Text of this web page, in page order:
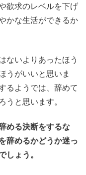
欲求のレベルを下げ
かな生活ができるか
ないよりあったほう
うがいいと思いま
るようでは、辞めて
うと思います。
める決断をするな
辞めるかどうか迷っ
しょう。